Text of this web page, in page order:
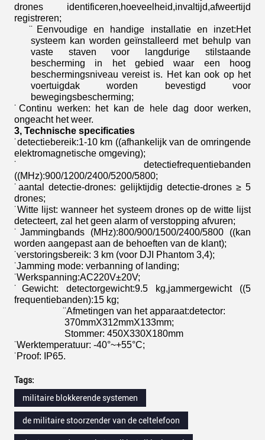
drones identificeren,hoeveelheid,invaltijd,afweertijd
registreren;
̈ Eenvoudige en handige installatie en inzet:Het
systeem kan worden geïnstalleerd met behulp van
vaste staven voor langdurige stilstaande
bescherming in het gebied waar een hoog
beschermingsniveau vereist is. Het kan ook op het
voertuigdak worden bevestigd voor
bewegingsbescherming;
̈ Continu werken: het kan de hele dag door werken,
ongeacht het weer.
3, Technische specificaties
̈ detectiebereik:1-10 km ((afhankelijk van de omringende
elektromagnetische omgeving);
̈ detectiefrequentiebanden
((MHz):900/1200/2400/5200/5800;
̈ aantal detectie-drones: gelijktijdig detectie-drones ≥ 5
drones;
̈ Witte lijst: wanneer het systeem drones op de witte lijst
detecteert, zal het geen alarm of verstopping afvuren;
̈ Jammingbands (MHz):800/900/1500/2400/5800 ((kan
worden aangepast aan de behoeften van de klant);
̈ verstoringsbereik: 3 km (voor DJI Phantom 3,4);
̈ Jamming mode: verbanning of landing;
̈ Werkspanning:AC220V±20V;
̈ Gewicht: detectorgewicht:9.5 kg,jammergewicht ((5
frequentiebanden):15 kg;
̈ Afmetingen van het apparaat:detector:
370mmX312mmX133mm;
Stommer: 450X330X180mm
̈ Werktemperatuur: -40°~+55°C;
̈ Proof: IP65.
Tags:
militaire blokkerende systemen
de militaire stoorzender van de celtelefoon